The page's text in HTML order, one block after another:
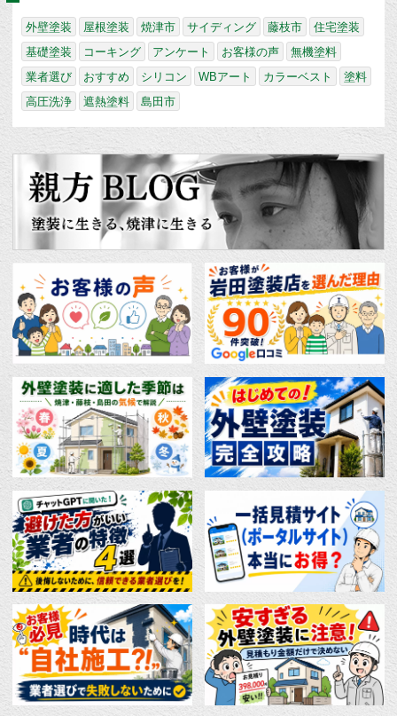
外壁塗装 屋根塗装 焼津市 サイディング 藤枝市
住宅塗装
基礎塗装
コーキング アンケート お客様の声
無機塗料
業者選び
おすすめ シリコン WBアート カラーベスト
塗料
高圧洗浄
遮熱塗料 島田市